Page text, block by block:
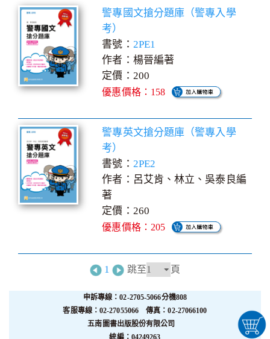
警專國文搶分題庫（警專入學
考）
書號： 2PE1
作者：楊晉編著
定價：200
優惠價格：158
警專英文搶分題庫（警專入學
考）
書號： 2PE2
作者：呂艾肯、林立、吳泰良編
著
定價：260
優惠價格：205
1 跳至 頁
申訴專線：02-2705-5066分機808
客服專線：02-27055066 傳真：02-27066100
五南圖書出版股份有限公司
統編：04249263